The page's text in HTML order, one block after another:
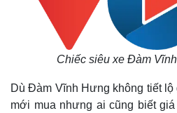
Chiếc siêu xe Đàm
Dù Đàm Vĩnh Hưng không tiết lộ
mới mua nhưng ai cũng biết